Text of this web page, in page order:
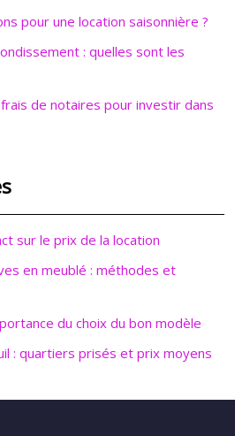
pour une location saisonnière ?
: quelles sont les
de notaires pour investir dans
sur le prix de la location
en meublé : méthodes et
du choix du bon modèle
: quartiers prisés et prix moyens